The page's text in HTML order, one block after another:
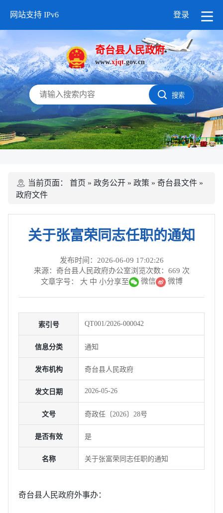
网站支持 IPv6 登录
奇台县人民政府
www.xjqt.gov.cn
搜索
当前页面： 首页 » 政务公开 » 政策 » 奇台县文件 »
政府文件
关于张富荣同志任职的通知
发布时间：2026-06-09 17:02:26
来源：奇台县人民政府办公室浏览次数： 669 次
文章字号： 大 中 小分享至 微信 微博
索引号 QT001/2026-000042
信息分类 通知
发布机构 奇台县人民政府
发文日期 2026-05-26
文号 奇政任〔2026〕28号
是否有效 是
名称 关于张富荣同志任职的通知
奇台县人民政府外事办：